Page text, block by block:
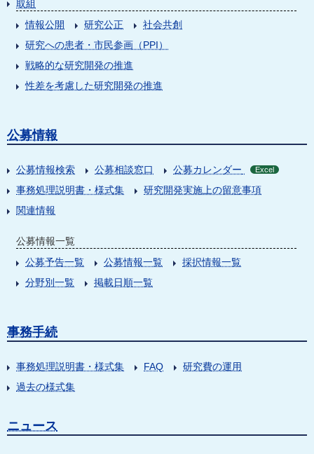
取組
情報公開
研究公正
社会共創
研究への患者・市民参画（PPI）
戦略的な研究開発の推進
性差を考慮した研究開発の推進
公募情報
公募情報検索 公募相談窓口 公募カレンダー Excel
事務処理説明書・様式集
研究開発実施上の留意事項
関連情報
公募情報一覧
公募予告一覧
公募情報一覧
採択情報一覧
分野別一覧
掲載日順一覧
事務手続
事務処理説明書・様式集 FAQ
研究費の運用
過去の様式集
ニュース